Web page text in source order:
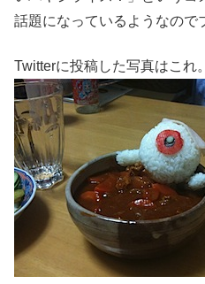
話題になっているようなので
Twitterに投稿した写真はこれ。